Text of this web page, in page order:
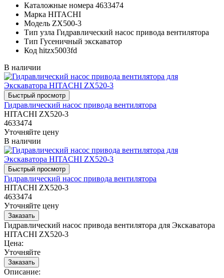
Каталожные номера 4633474
Марка HITACHI
Модель ZX500-3
Тип узла Гидравлический насос привода вентилятора
Тип Гусеничный экскаватор
Код hitzx5003fd
В наличии
Гидравлический насос привода вентилятора
HITACHI ZX520-3
4633474
Уточняйте цену
В наличии
Гидравлический насос привода вентилятора
HITACHI ZX520-3
4633474
Уточняйте цену
Гидравлический насос привода вентилятора для Экскаватора
HITACHI ZX520-3
Цена:
Уточняйте
Описание: